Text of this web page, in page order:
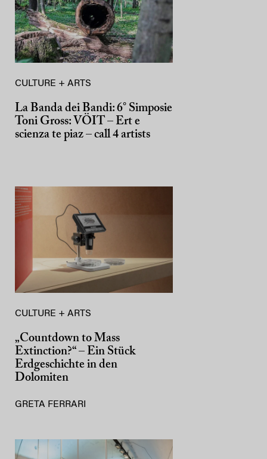
CULTURE + ARTS
La Banda dei Bandi: 6° Simposie
Toni Gross: VÖIT – Ert e
scienza te piaz – call 4 artists
CULTURE + ARTS
„Countdown to Mass
Extinction?“ – Ein Stück
Erdgeschichte in den
Dolomiten
GRETA FERRARI